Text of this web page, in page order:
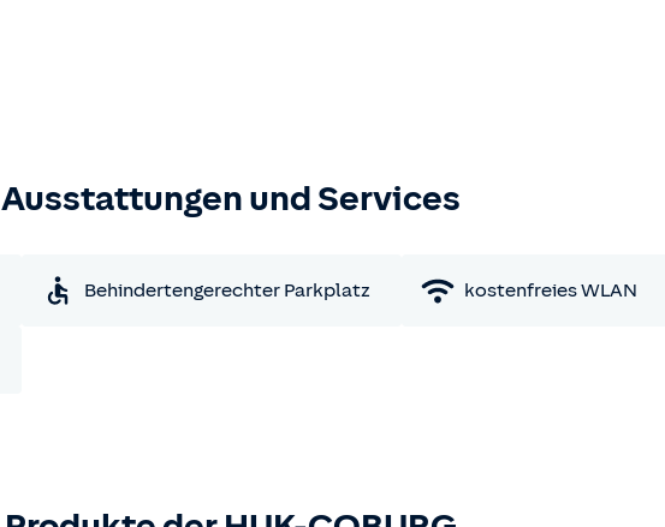
Ausstattungen und Services
Behindertengerechter Parkplatz kostenfreies WLAN